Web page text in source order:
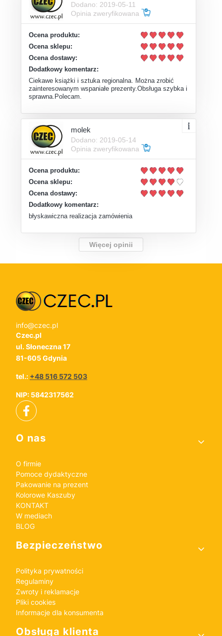
Dodano: 2019-05-11
Opinia zweryfikowana
Ocena produktu:
Ocena sklepu:
Ocena dostawy:
Dodatkowy komentarz:
Ciekawe książki i sztuka regionalna. Można zrobić
zainteresowanym wspaniałe prezenty.Obsługa szybka i
sprawna.Polecam.
molek
Dodano: 2019-05-14
Opinia zweryfikowana
Ocena produktu:
Ocena sklepu:
Ocena dostawy:
Dodatkowy komentarz:
błyskawiczna realizacja zamówienia
Więcej opinii
info@czec.pl
Czec.pl
ul. Słoneczna 17
81-605 Gdynia
tel.: +48 516 572 503
NIP: 5842317562
Linki w stopce
O nas
O firmie
Pomoce dydaktyczne
Pakowanie na prezent
Kolorowe Kaszuby
KONTAKT
W mediach
BLOG
Bezpieczeństwo
Polityka prywatności
Regulaminy
Zwroty i reklamacje
Pliki cookies
Informacje dla konsumenta
Obsługa klienta